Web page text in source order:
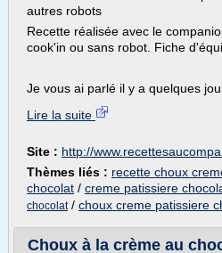
autres robots
Recette réalisée avec le
cook'in ou sans robot. Fiche
Je vous ai parlé il y a quelques
Lire la suite
Site : http://
Thèmes liés : recette choux
chocolat / creme patissiere
chocolat/ choux creme patissiere
Choux à la crème au